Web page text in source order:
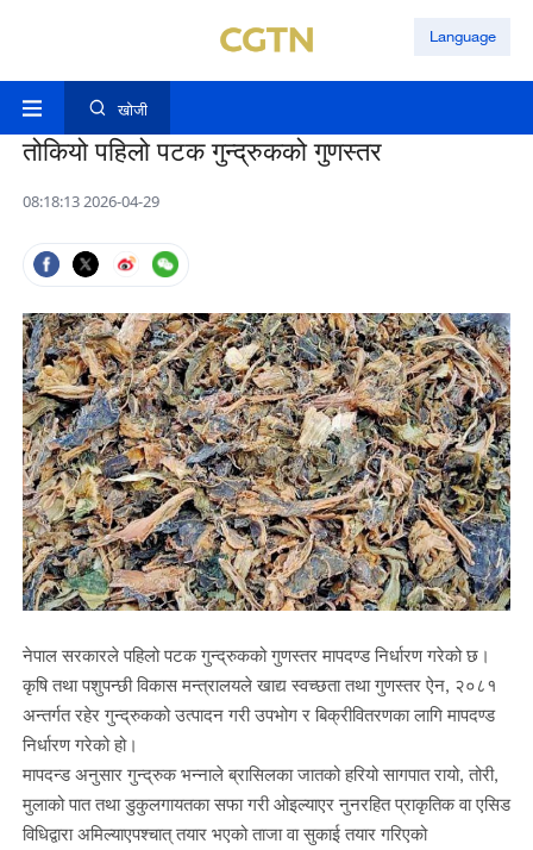
Language
खोजी
तोकियो पहिलो पटक गुन्द्रुकको गुणस्तर
08:18:13 2026-04-29
नेपाल सरकारले पहिलो पटक गुन्द्रुकको गुणस्तर मापदण्ड निर्धारण गरेको छ।
कृषि तथा पशुपन्छी विकास मन्त्रालयले खाद्य स्वच्छता तथा गुणस्तर ऐन, २०८१
अन्तर्गत रहेर गुन्द्रुकको उत्पादन गरी उपभोग र बिक्रीवितरणका लागि मापदण्ड
निर्धारण गरेको हो।
मापदन्ड अनुसार गुन्द्रुक भन्नाले ब्रासिलका जातको हरियो सागपात रायो, तोरी,
मुलाको पात तथा डुकुलगायतका सफा गरी ओइल्याएर नुनरहित प्राकृतिक वा एसिड
विधिद्वारा अमिल्याएपश्चात् तयार भएको ताजा वा सुकाई तयार गरिएको